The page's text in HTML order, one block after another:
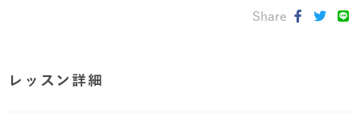
Share
レッスン詳細